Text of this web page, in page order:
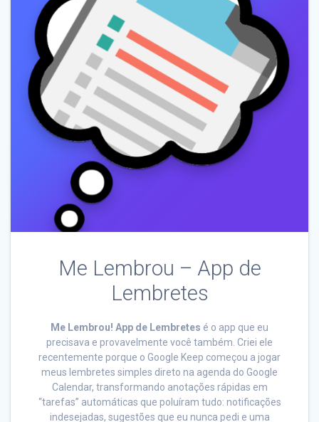
Me Lembrou – App de
Lembretes
Me Lembrou! App de Lembretes é o app que eu
precisava e provavelmente você também. Criei ele
recentemente porque o Google Keep começou a jogar
meus lembretes simples direto na agenda do Google
Calendar, transformando anotações rápidas em
“tarefas” automáticas que poluíram tudo: notificações
indesejadas, sugestões que eu nunca pedi e uma